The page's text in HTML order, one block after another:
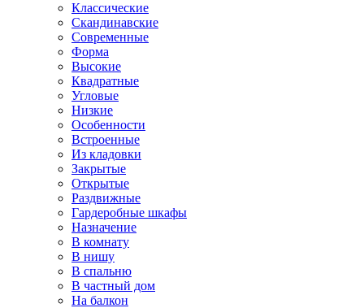
Классические
Скандинавские
Современные
Форма
Высокие
Квадратные
Угловые
Низкие
Особенности
Встроенные
Из кладовки
Закрытые
Открытые
Раздвижные
Гардеробные шкафы
Назначение
В комнату
В нишу
В спальню
В частный дом
На балкон